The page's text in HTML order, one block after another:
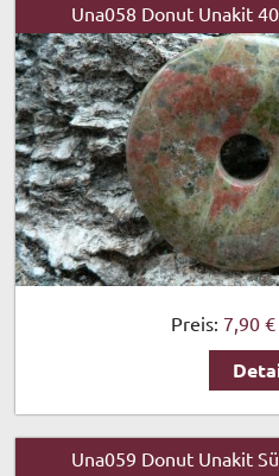
Una058 Donut Unakit
Preis: 7,90 €
Una059 Donut Unakit